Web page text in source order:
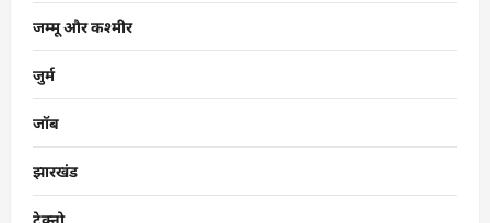
जम्मू और कश्मीर
जुर्म
जॉब
झारखंड
टेक्नो